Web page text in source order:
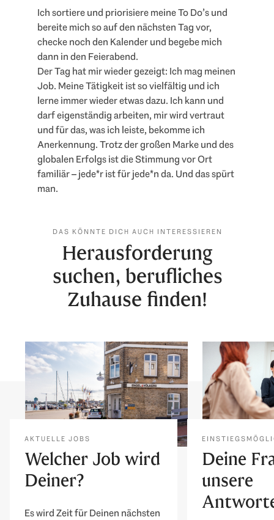
Ich sortiere und priorisiere meine To Do’s und
bereite mich so auf den nächsten Tag vor,
checke noch den Kalender und begebe mich
dann in den Feierabend.
Der Tag hat mir wieder gezeigt: Ich mag meinen
Job. Meine Tätigkeit ist so vielfältig und ich
lerne immer wieder etwas dazu. Ich kann und
darf eigenständig arbeiten, mir wird vertraut
und für das, was ich leiste, bekomme ich
Anerkennung. Trotz der großen Marke und des
globalen Erfolgs ist die Stimmung vor Ort
familiär – jede*r ist für jede*n da. Und das spürt
man.
DAS KÖNNTE DICH AUCH INTERESSIEREN
Herausforderung
suchen, berufliches
Zuhause finden!
AKTUELLE JOBS
Welcher Job wird
Deiner?
Es wird Zeit für Deinen nächsten
Deine
unsere